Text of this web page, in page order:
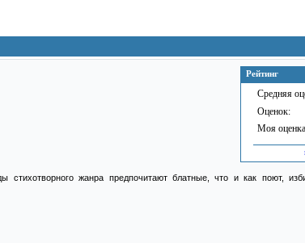
Рейтинг
Средняя
Оценок:
Моя
жанра предпочитают блатные, что и как поют,